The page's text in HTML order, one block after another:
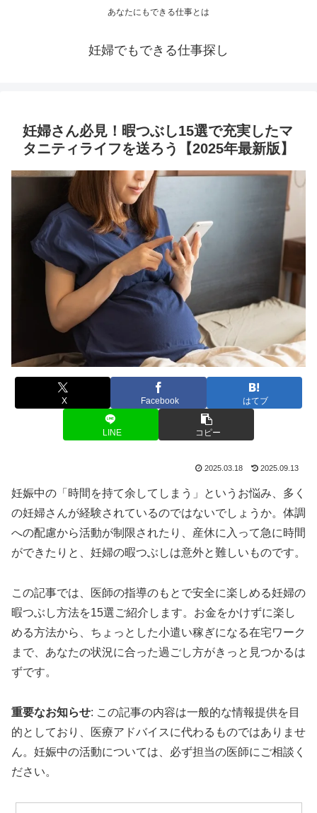
あなたにもできる仕事とは
妊婦でもできる仕事探し
妊婦さん必見！暇つぶし15選で充実したマ
タニティライフを送ろう【2025年最新版】
X Facebook はてブ
LINE コピー
2025.03.18 2025.09.13
妊娠中の「時間を持て余してしまう」というお悩み、多く
の妊婦さんが経験されているのではないでしょうか。体調
への配慮から活動が制限されたり、産休に入って急に時間
ができたりと、妊婦の暇つぶしは意外と難しいものです。
この記事では、医師の指導のもとで安全に楽しめる妊婦の
暇つぶし方法を15選ご紹介します。お金をかけずに楽し
める方法から、ちょっとした小遣い稼ぎになる在宅ワーク
まで、あなたの状況に合った過ごし方がきっと見つかるは
ずです。
重要なお知らせ: この記事の内容は一般的な情報提供を目
的としており、医療アドバイスに代わるものではありませ
ん。妊娠中の活動については、必ず担当の医師にご相談く
ださい。